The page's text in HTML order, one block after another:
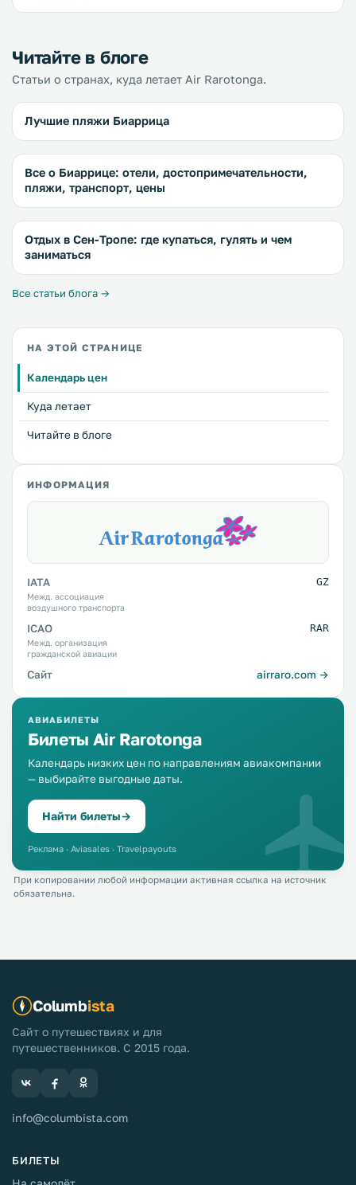
Читайте в блоге
Статьи о странах, куда летает Air Rarotonga.
Лучшие пляжи Биаррица
Все о Биаррице: отели, достопримечательности,
пляжи, транспорт, цены
Отдых в Сен-Тропе: где купаться, гулять и чем
заниматься
Все статьи блога →
НА ЭТОЙ СТРАНИЦЕ
Календарь цен
Куда летает
Читайте в блоге
ИНФОРМАЦИЯ
IATA
Межд. ассоциация
воздушного транспорта
GZ
ICAO
Межд. организация
гражданской авиации
RAR
Сайт airraro.com →
АВИАБИЛЕТЫ
Билеты Air Rarotonga
Календарь низких цен по направлениям авиакомпании
— выбирайте выгодные даты.
Найти билеты→
Реклама · Aviasales · Travelpayouts
При копировании любой информации активная ссылка на источник
обязательна.
Columbista
Сайт о путешествиях и для
путешественников. С 2015 года.
info@columbista.com
БИЛЕТЫ